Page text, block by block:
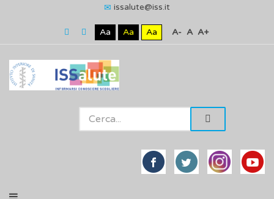
issalute@iss.it
Aa Aa Aa A- A A+